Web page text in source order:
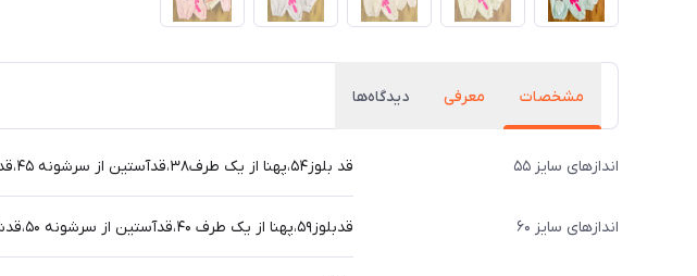
مشخصات معرفی دیدگاه‌ها
اندازهای سایز ۵۵ قد بلوز۵۴،پهنا از یک طرف۳۸،قدآستین از سرشونه ۴۵،قدشلوار۷۹
اندازهای سایز ۶۰ قدبلوز۵۹،پهنا از یک طرف ۴۰،قدآستین از سرشونه ۵۰،قدشلوار ۸۶